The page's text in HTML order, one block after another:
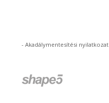
-Akadálymentesítési nyilatkozat